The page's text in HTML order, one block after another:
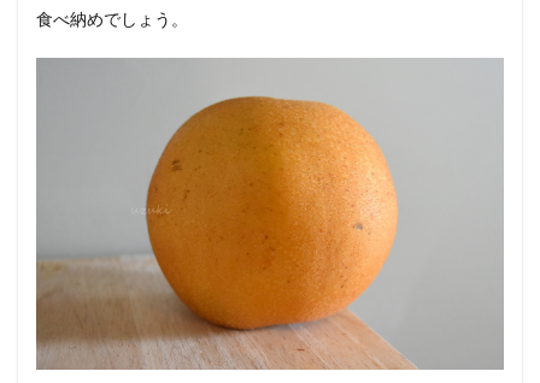
食べ納めでしょう。